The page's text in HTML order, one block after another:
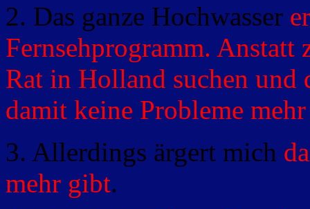
2. Das ganze Hochwasser
Fernsehprogramm. Anstatt
Rat in Holland suchen und
damit keine Probleme
3. Allerdings ärgert mich
mehr gibt.